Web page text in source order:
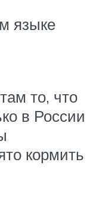
языке
то, что
в России
кормить